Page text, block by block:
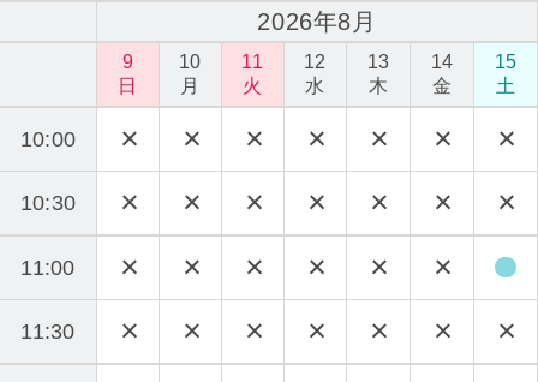
2026年8月
9
日
10
月
11
火
12
水
13
木
14
金
15
土
10:00
10:30
11:00
11:30